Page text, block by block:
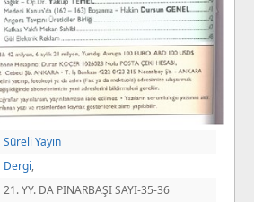
Süreli Yayın
Dergi,
21. YY. DA PINARBAŞI SAYI-35-36